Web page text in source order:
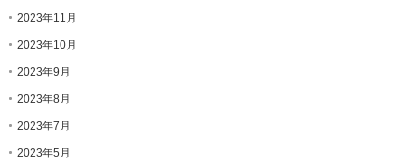
2023年11月
2023年10月
2023年9月
2023年8月
2023年7月
2023年5月